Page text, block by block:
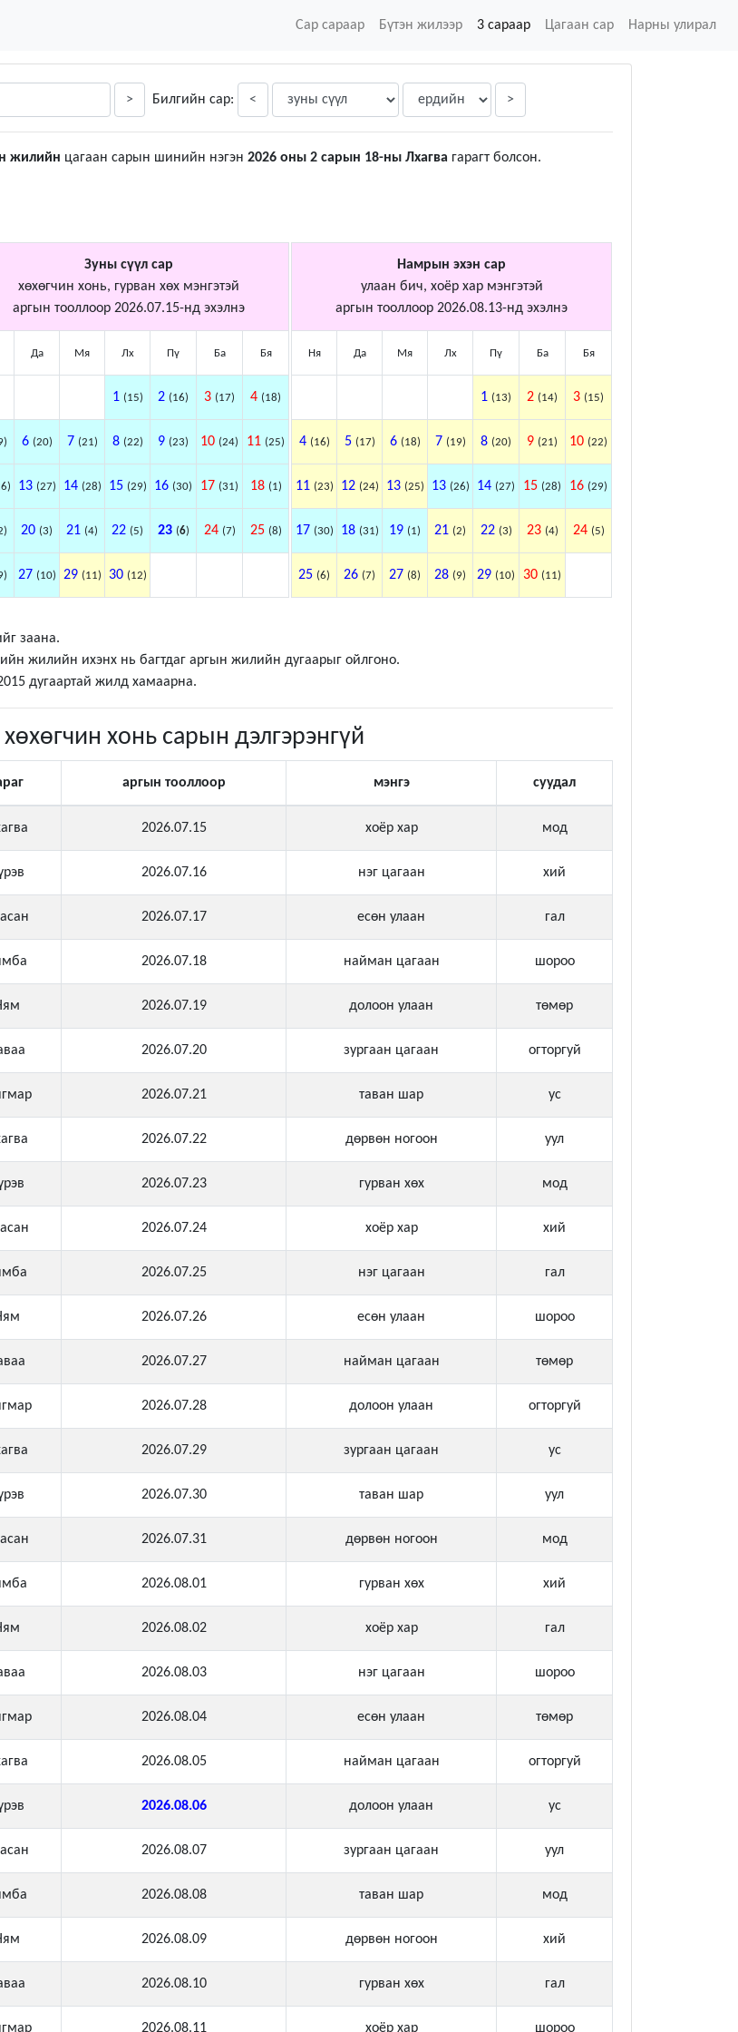
Сар сараар Бүтэн жилээр 3 сараар Цагаан сар Нарны улирал
> Билгийн сар: < >
жилийн цагаан сарын шинийн нэгэн 2026 оны 2 сарын 18-ны Лхагва гарагт болсон.
Зуны сүүл сар
хөхөгчин хонь, гурван хөх мэнгэтэй
аргын тооллоор 2026.07.15-нд эхэлнэ
Да Мя Лх Пү Ба Бя
1 (15) 2 (16) 3 (17) 4 (18)
6 (20) 7 (21) 8 (22) 9 (23) 10 (24) 11 (25)
13 (27) 14 (28) 15 (29) 16 (30) 17 (31) 18 (1)
20 (3) 21 (4) 22 (5) 23 (6) 24 (7) 25 (8)
27 (10) 29 (11) 30 (12)
Намрын эхэн сар
улаан бич, хоёр хар мэнгэтэй
аргын тооллоор 2026.08.13-нд эхэлнэ
Ня Да Мя Лх Пү Ба Бя
1 (13) 2 (14) 3 (15)
4 (16) 5 (17) 6 (18) 7 (19) 8 (20) 9 (21) 10 (22)
11 (23) 12 (24) 13 (25) 13 (26) 14 (27) 15 (28) 16 (29)
17 (30) 18 (31) 19 (1) 21 (2) 22 (3) 23 (4) 24 (5)
25 (6) 26 (7) 27 (8) 28 (9) 29 (10) 30 (11)
заана.
жилийн ихэнх нь багтдаг аргын жилийн дугаарыг ойлгоно.
дугаартай жилд хамаарна.
хонь сарын дэлгэрэнгүй
аргын тооллоор мэнгэ суудал
2026.07.15 хоёр хар мод
2026.07.16 нэг цагаан хий
2026.07.17 есөн улаан гал
2026.07.18 найман цагаан шороо
2026.07.19 долоон улаан төмөр
2026.07.20 зургаан цагаан огторгуй
2026.07.21 таван шар ус
2026.07.22 дөрвөн ногоон уул
2026.07.23 гурван хөх мод
2026.07.24 хоёр хар хий
2026.07.25 нэг цагаан гал
2026.07.26 есөн улаан шороо
2026.07.27 найман цагаан төмөр
2026.07.28 долоон улаан огторгуй
2026.07.29 зургаан цагаан ус
2026.07.30 таван шар уул
2026.07.31 дөрвөн ногоон мод
2026.08.01 гурван хөх хий
2026.08.02 хоёр хар гал
2026.08.03 нэг цагаан шороо
2026.08.04 есөн улаан төмөр
2026.08.05 найман цагаан огторгуй
2026.08.06 долоон улаан ус
2026.08.07 зургаан цагаан уул
2026.08.08 таван шар мод
2026.08.09 дөрвөн ногоон хий
2026.08.10 гурван хөх гал
2026.08.11 хоёр хар шороо